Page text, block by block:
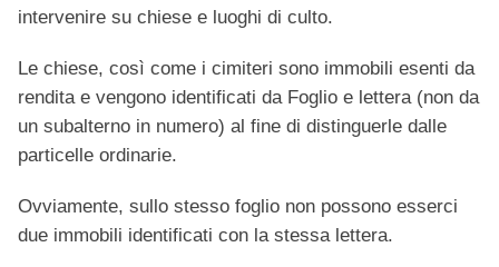
intervenire su chiese e luoghi di culto.
Le chiese, così come i cimiteri sono immobili esenti da
rendita e vengono identificati da Foglio e lettera (non da
un subalterno in numero) al fine di distinguerle dalle
particelle ordinarie.
Ovviamente, sullo stesso foglio non possono esserci
due immobili identificati con la stessa lettera.